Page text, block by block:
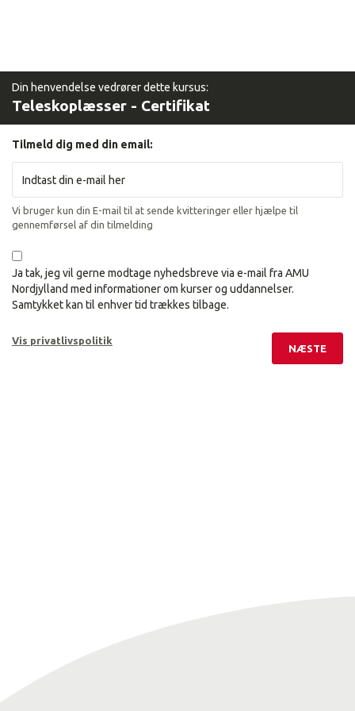
Din henvendelse vedrører dette kursus:
Teleskoplæsser - Certifikat
Tilmeld dig med din email:
Vi bruger kun din E-mail til at sende kvitteringer eller hjælpe til
gennemførsel af din tilmelding
Ja tak, jeg vil gerne modtage nyhedsbreve via e-mail fra AMU
Nordjylland med informationer om kurser og uddannelser.
Samtykket kan til enhver tid trækkes tilbage.
Vis privatlivspolitik